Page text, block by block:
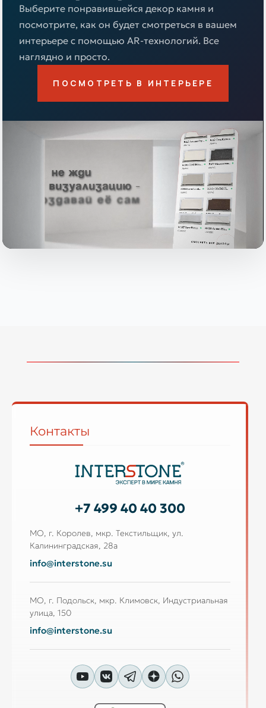
Выберите понравившейся декор камня и
посмотрите, как он будет смотреться в вашем
интерьере с помощью AR-технологий. Все
наглядно и просто.
ПОСМОТРЕТЬ В ИНТЕРЬЕРЕ
Контакты
+7 499 40 40 300
МО, г. Королев, мкр. Текстильщик, ул.
Калининградская, 28а
info@interstone.su
МО, г. Подольск, мкр. Климовск, Индустриальная
улица, 150
info@interstone.su